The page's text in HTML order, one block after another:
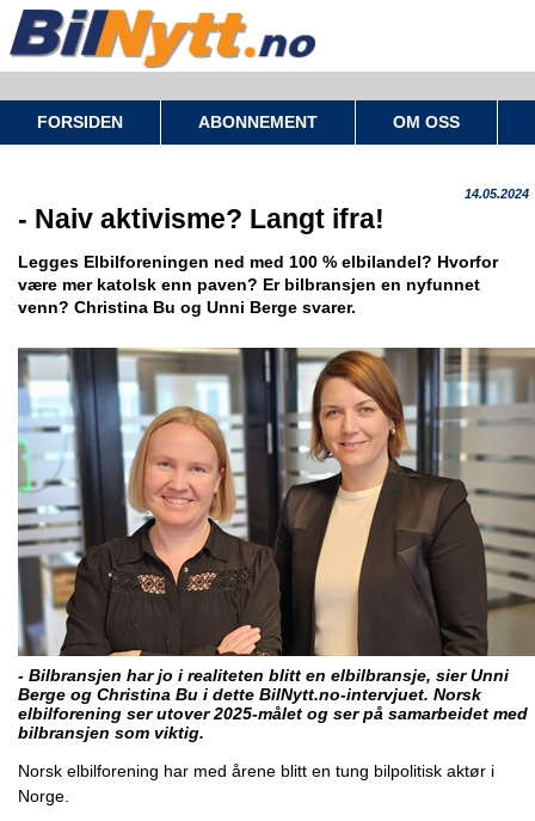
FORSIDEN ABONNEMENT OM OSS
14.05.2024
- Naiv aktivisme? Langt ifra!
Legges Elbilforeningen ned med 100 % elbilandel? Hvorfor
være mer katolsk enn paven? Er bilbransjen en nyfunnet
venn? Christina Bu og Unni Berge svarer.
- Bilbransjen har jo i realiteten blitt en elbilbransje, sier Unni
Berge og Christina Bu i dette BilNytt.no-intervjuet. Norsk
elbilforening ser utover 2025-målet og ser på samarbeidet med
bilbransjen som viktig.
Norsk elbilforening har med årene blitt en tung bilpolitisk aktør i
Norge.